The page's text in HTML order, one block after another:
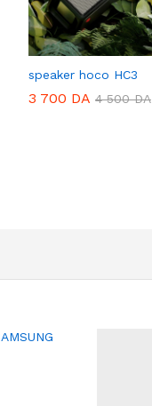
speaker hoco HC3
3 700 DA 4 500DA